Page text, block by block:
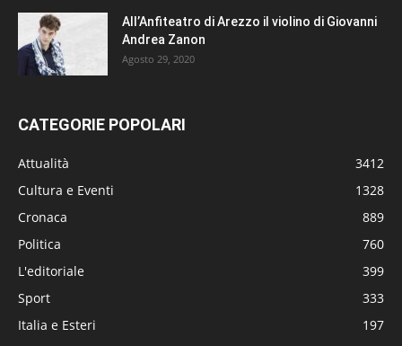
All’Anfiteatro di Arezzo il violino di Giovanni
Andrea Zanon
Agosto 29, 2020
CATEGORIE POPOLARI
Attualità
3412
Cultura e Eventi
1328
Cronaca
889
Politica
760
L'editoriale
399
Sport
333
Italia e Esteri
197